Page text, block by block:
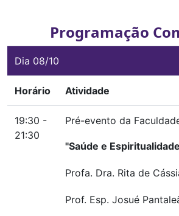
Programação
Dia 08/10
Horário Atividade
19:30 -
21:30
Pré-evento da
"Saúde e
Profa. Dra. Rita de
Prof. Esp. Josué